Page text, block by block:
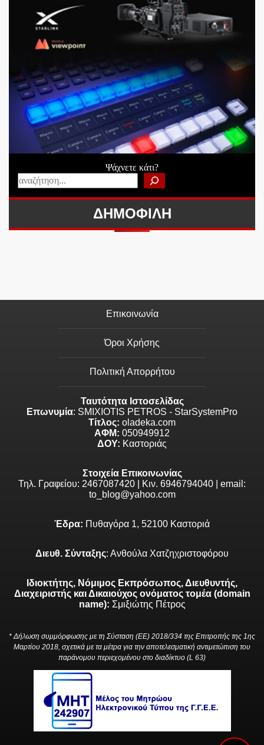
Ψάχνετε κάτι?
ΔΗΜΟΦΙΛΗ
Επικοινωνία
Όροι Χρήσης
Πολιτική Απορρήτου
Ταυτότητα Ιστοσελίδας
Επωνυμία: SMIXIOTIS PETROS - StarSystemPro
Τίτλος: oladeka.com
ΑΦΜ: 050949912
ΔΟΥ: Καστοριάς
Στοιχεία Επικοινωνίας
Τηλ. Γραφείου: 2467087420 | Κιν. 6946794040 | email:
to_blog@yahoo.com
Έδρα: Πυθαγόρα 1, 52100 Καστοριά
Διευθ. Σύνταξης: Ανθούλα Χατζηχριστοφόρου
Ιδιοκτήτης, Νόμιμος Εκπρόσωπος, Διευθυντής,
Διαχειριστής και Δικαιούχος ονόματος τομέα (domain
name): Σμιξιώτης Πέτρος
* Δήλωση συμμόρφωσης με τη Σύσταση (ΕΕ) 2018/334 της Επιτροπής της 1ης
Μαρτίου 2018, σχετικά με τα μέτρα για την αποτελεσματική αντιμετώπιση του
παράνομου περιεχομένου στο διαδίκτυο (L 63)